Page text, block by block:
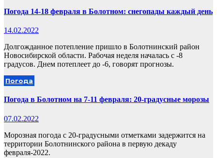
Погода 14-18 февраля в Болотном: снегопады каждый день
14.02.2022
Долгожданное потепление пришло в Болотнинский район
Новосибирской области. Рабочая неделя началась с -8
градусов. Днем потеплеет до -6, говорят прогнозы.
Погода
Погода в Болотном на 7-11 февраля: 20-градусные морозы
07.02.2022
Морозная погода с 20-градусными отметками задержится на
территории Болотнинского района в первую декаду
февраля-2022.